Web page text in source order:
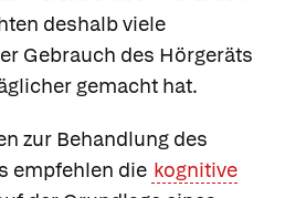
deshalb viele
Gebrauch des Hörgeräts
gemacht hat.
zur Behandlung des
empfehlen die kognitive